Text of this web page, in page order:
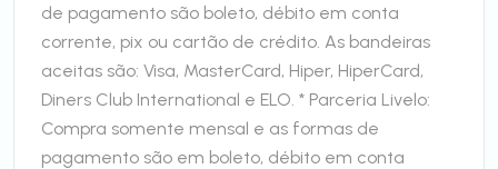
de pagamento são boleto, débito em conta
corrente, pix ou cartão de crédito. As bandeiras
aceitas são: Visa, MasterCard, Hiper, HiperCard,
Diners Club International e ELO. * Parceria Livelo:
Compra somente mensal e as formas de
pagamento são em boleto, débito em conta